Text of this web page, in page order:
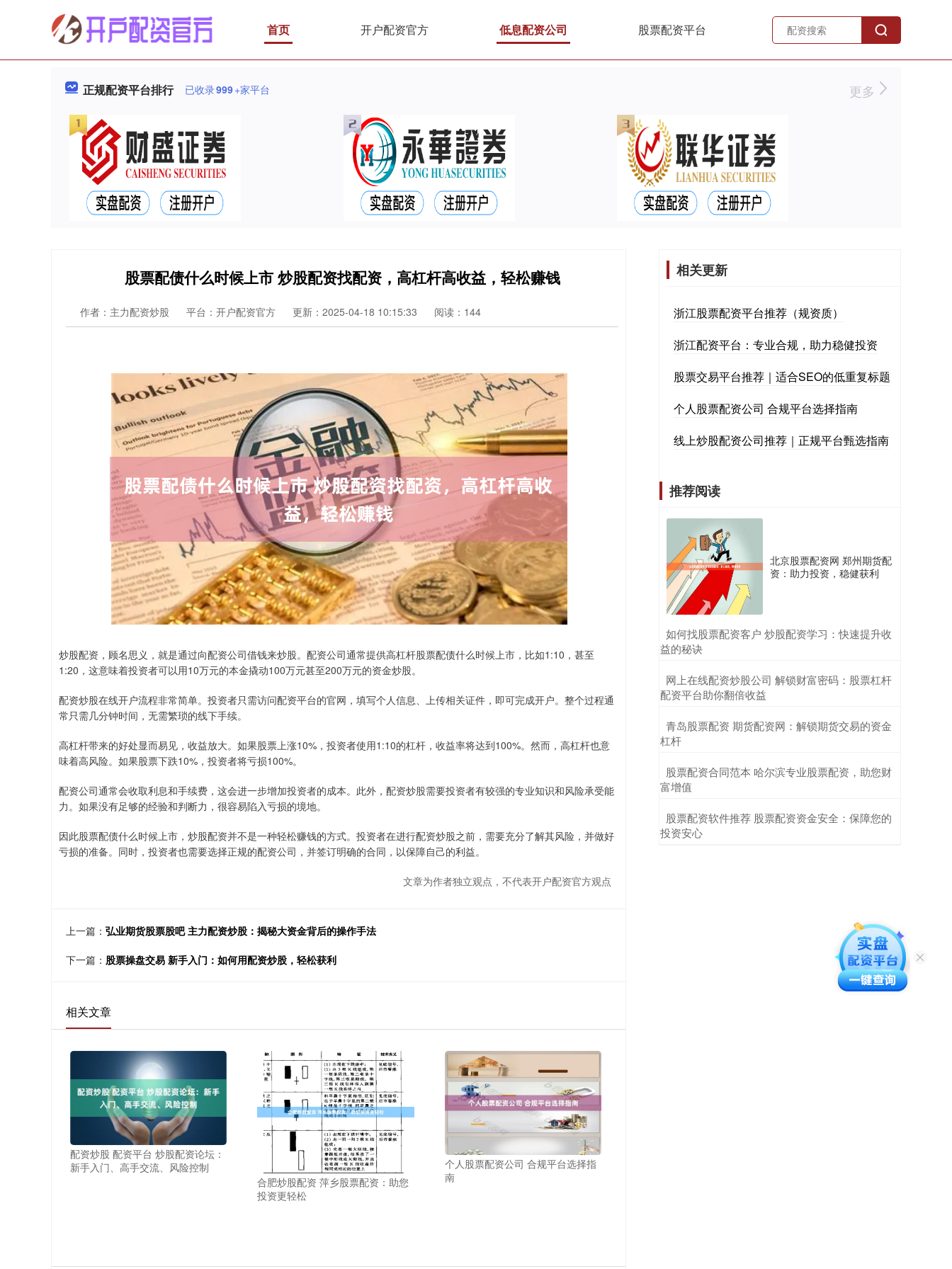
首页 开户配资官方 低息配资公司 股票配资平台
正规配资平台排行 已收录999+家平台 更多
股票配债什么时候上市 炒股配资找配资，高杠杆高收益，轻松赚钱
作者：主力配资炒股 平台：开户配资官方 更新：2025-04-18 10:15:33 阅读：144
炒股配资，顾名思义，就是通过向配资公司借钱来炒股。配资公司通常提供高杠杆股票配债什么时候上市，比如1:10，甚至
1:20，这意味着投资者可以用10万元的本金撬动100万元甚至200万元的资金炒股。
配资炒股在线开户流程非常简单。投资者只需访问配资平台的官网，填写个人信息、上传相关证件，即可完成开户。整个过程通
常只需几分钟时间，无需繁琐的线下手续。
高杠杆带来的好处显而易见，收益放大。如果股票上涨10%，投资者使用1:10的杠杆，收益率将达到100%。然而，高杠杆也意
味着高风险。如果股票下跌10%，投资者将亏损100%。
配资公司通常会收取利息和手续费，这会进一步增加投资者的成本。此外，配资炒股需要投资者有较强的专业知识和风险承受能
力。如果没有足够的经验和判断力，很容易陷入亏损的境地。
因此股票配债什么时候上市，炒股配资并不是一种轻松赚钱的方式。投资者在进行配资炒股之前，需要充分了解其风险，并做好
亏损的准备。同时，投资者也需要选择正规的配资公司，并签订明确的合同，以保障自己的利益。
文章为作者独立观点，不代表开户配资官方观点
上一篇： 弘业期货股票股吧 主力配资炒股：揭秘大资金背后的操作手法
下一篇： 股票操盘交易 新手入门：如何用配资炒股，轻松获利
相关文章
配资炒股 配资平台 炒股配资论坛：
新手入门、高手交流、风险控制
合肥炒股配资 萍乡股票配资：助您
投资更轻松
个人股票配资公司 合规平台选择指
南
相关更新
浙江股票配资平台推荐（规资质）
浙江配资平台：专业合规，助力稳健投资
股票交易平台推荐｜适合SEO的低重复标题
个人股票配资公司 合规平台选择指南
线上炒股配资公司推荐｜正规平台甄选指南
推荐阅读
北京股票配资网 郑州期货配
资：助力投资，稳健获利
​如何找股票配资客户 炒股配资学习：快速提升收
益的秘诀
​网上在线配资炒股公司 解锁财富密码：股票杠杆
配资平台助你翻倍收益
​青岛股票配资 期货配资网：解锁期货交易的资金
杠杆
​股票配资合同范本 哈尔滨专业股票配资，助您财
富增值
​股票配资软件推荐 股票配资资金安全：保障您的
投资安心